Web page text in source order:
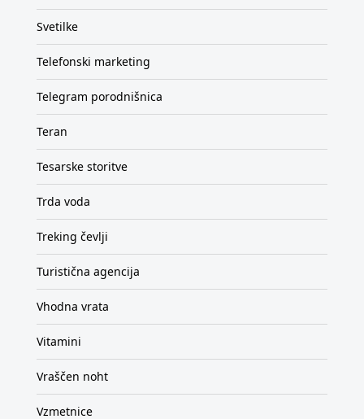
Svetilke
Telefonski marketing
Telegram porodnišnica
Teran
Tesarske storitve
Trda voda
Treking čevlji
Turistična agencija
Vhodna vrata
Vitamini
Vraščen noht
Vzmetnice